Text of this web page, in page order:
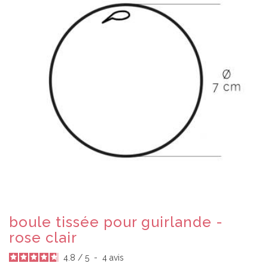
boule tissée pour guirlande -
rose clair
4.8 / 5 - 4 avis